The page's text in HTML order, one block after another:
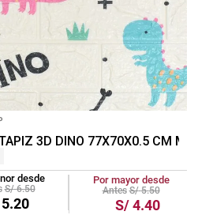
3D DINO 77X70X0.5 CM
desde
S/ 6.50
5.20
Por mayor desde
S/ 5.50
S/ 4.40